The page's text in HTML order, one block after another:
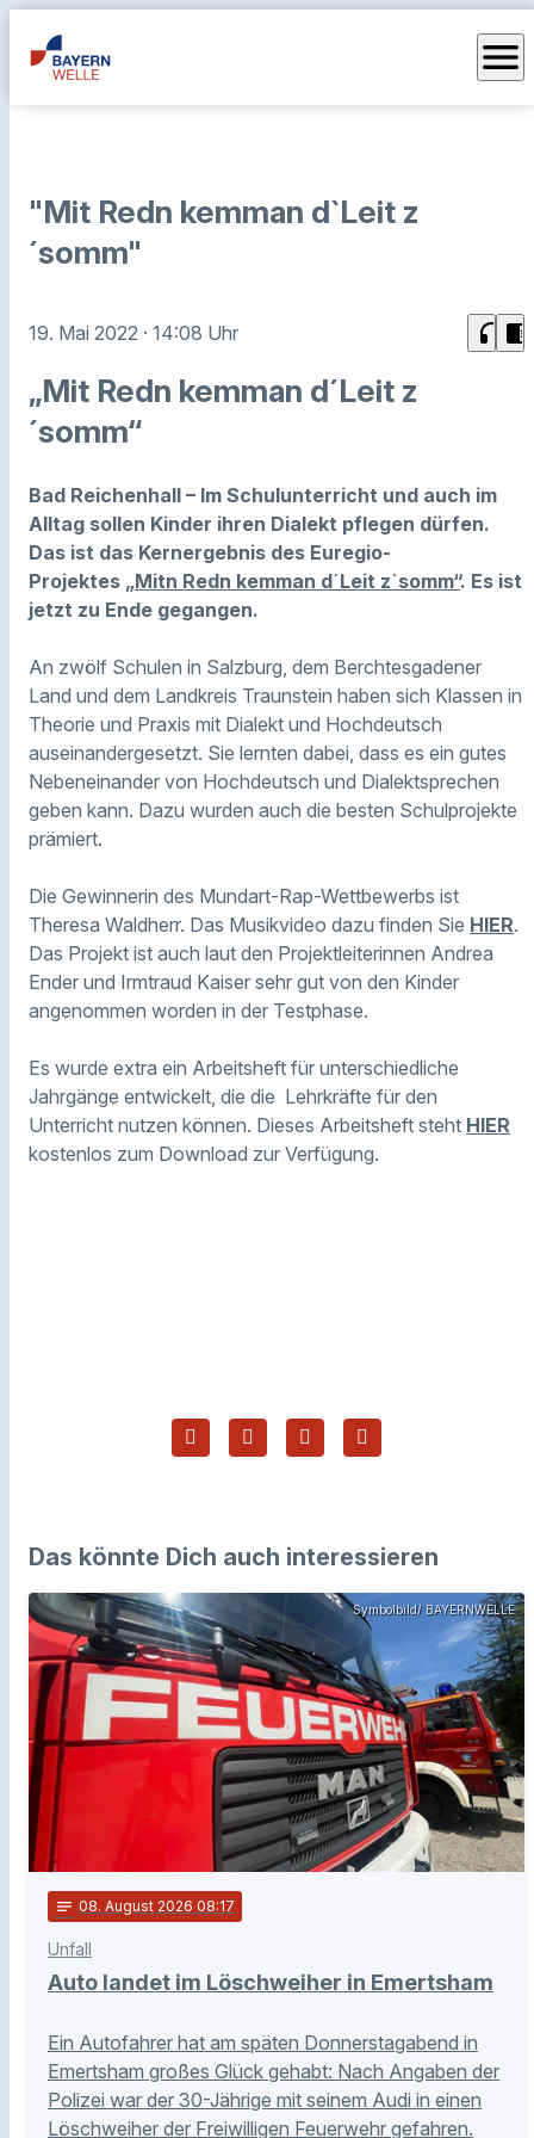
menu
"Mit Redn kemman d`Leit z
´somm"
19. Mai 2022 · 14:08 Uhr headphones chrome_reader_mode
„Mit Redn kemman d´Leit z
´somm“
Bad Reichenhall – Im Schulunterricht und auch im
Alltag sollen Kinder ihren Dialekt pflegen dürfen.
Das ist das Kernergebnis des Euregio-
Projektes „Mitn Redn kemman d´Leit z`somm“. Es ist
jetzt zu Ende gegangen.
An zwölf Schulen in Salzburg, dem Berchtesgadener
Land und dem Landkreis Traunstein haben sich Klassen in
Theorie und Praxis mit Dialekt und Hochdeutsch
auseinandergesetzt. Sie lernten dabei, dass es ein gutes
Nebeneinander von Hochdeutsch und Dialektsprechen
geben kann. Dazu wurden auch die besten Schulprojekte
prämiert.
Die Gewinnerin des Mundart-Rap-Wettbewerbs ist
Theresa Waldherr. Das Musikvideo dazu finden Sie HIER.
Das Projekt ist auch laut den Projektleiterinnen Andrea
Ender und Irmtraud Kaiser sehr gut von den Kinder
angenommen worden in der Testphase.
Es wurde extra ein Arbeitsheft für unterschiedliche
Jahrgänge entwickelt, die die Lehrkräfte für den
Unterricht nutzen können. Dieses Arbeitsheft steht HIER
kostenlos zum Download zur Verfügung.
Das könnte Dich auch interessieren
Symbolbild/ BAYERNWELLE
notes 08. August 2026 08:17
Unfall
Auto landet im Löschweiher in Emertsham
Ein Autofahrer hat am späten Donnerstagabend in
Emertsham großes Glück gehabt: Nach Angaben der
Polizei war der 30-Jährige mit seinem Audi in einen
Löschweiher der Freiwilligen Feuerwehr gefahren.